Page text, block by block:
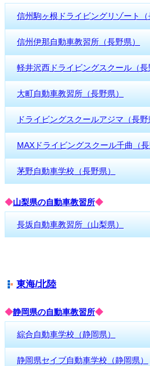
信州駒ヶ根ドライビングリゾート（
信州伊那自動車教習所（長野県）
軽井沢西ドライビングスクール（長
大町自動車教習所（長野県）
ドライビングスクールアジマ（長野
MAXドライビングスクール千曲（長
茅野自動車学校（長野県）
◆山梨県の自動車教習所◆
長坂自動車教習所（山梨県）
東海/北陸
◆静岡県の自動車教習所◆
綜合自動車学校（静岡県）
静岡県セイブ自動車学校（静岡県）